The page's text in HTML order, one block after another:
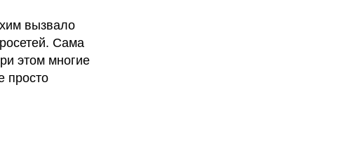
вызвало
Сама
этом многие
просто